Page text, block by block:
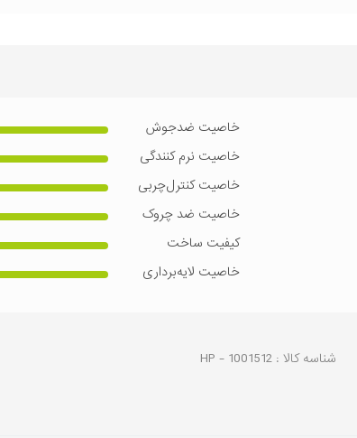
خاصیت ضدجوش
خاصیت نرم کنندگی
خاصیت کنترل‌چربی
خاصیت ضد چروک
کیفیت ساخت
خاصیت لایه‌برداری
شناسه کالا : HP - 1001512